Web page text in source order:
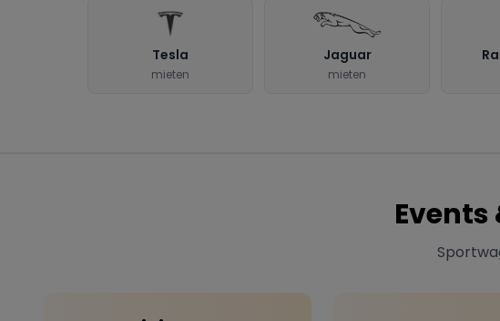
Tesla
mieten
Jaguar
mieten
Events